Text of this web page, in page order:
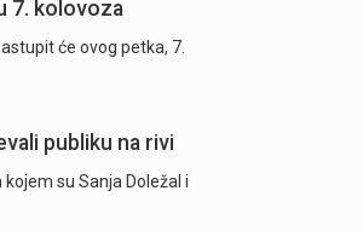
7. kolovoza
će ovog petka, 7.
publiku na rivi
su Sanja Doležal i